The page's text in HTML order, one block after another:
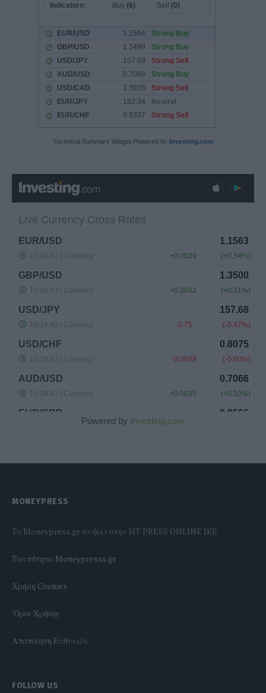
Technical Summary Widget Powered by Investing.com
Powered by Investing.com
MONEYPRESS
To Moneypress.gr ανήκει στην HT PRESS ONLINE IKE
Tαυτότητα Moneypresss.gr
Χρήση Cookies
'Οροι Χρήσης
Αποποίηση Ευθυνών
FOLLOW US